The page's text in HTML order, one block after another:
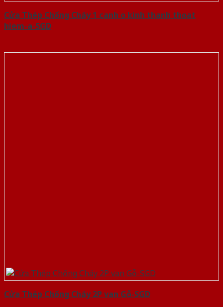
Cửa Thép Chống Cháy 1 canh o kinh thanh thoat
hiem-a-SGD
Cửa Thép Chống Cháy 2P van Gỗ-SGD